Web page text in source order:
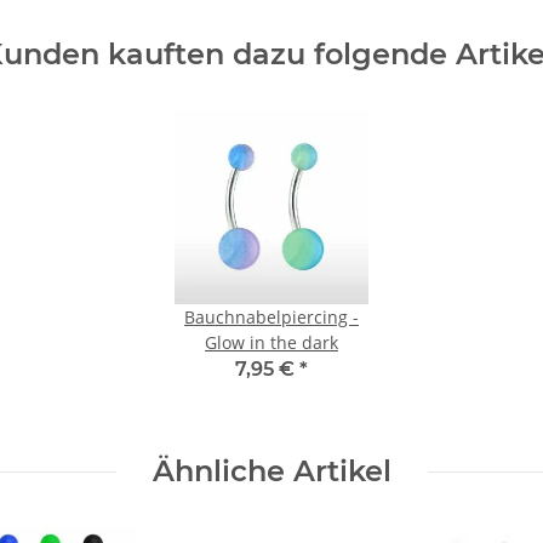
kauften dazu folgende
Bauchnabelpiercing -
Glow in the dark
7,95 € *
Ähnliche Artikel